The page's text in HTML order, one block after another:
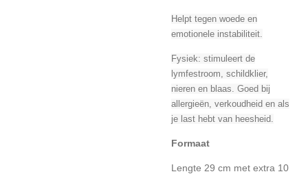
Helpt tegen woede en
emotionele instabiliteit.
Fysiek: stimuleert de
lymfestroom, schildklier,
nieren en blaas. Goed bij
allergieën, verkoudheid en als
je last hebt van heesheid.
Formaat
Lengte 29 cm met extra 10